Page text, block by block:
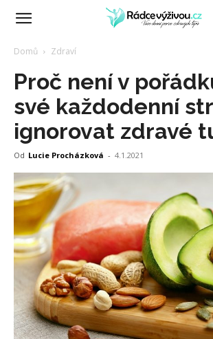
RádceVýživou.cz
Domů Zdraví
Proč není v
své každodenní
ignorovat zdravé
Od Lucie Procházková - 4.1.2021